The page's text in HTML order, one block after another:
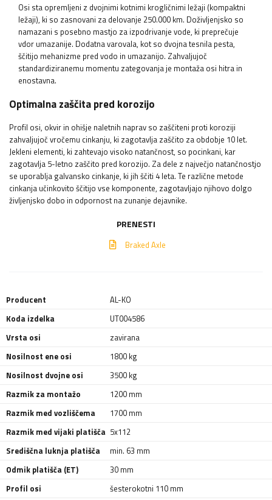
Osi sta opremljeni z dvojnimi kotnimi krogličnimi ležaji (kompaktni
ležaji), ki so zasnovani za delovanje 250.000 km. Doživljenjsko so
namazani s posebno mastjo za izpodrivanje vode, ki preprečuje
vdor umazanije. Dodatna varovala, kot so dvojna tesnila pesta,
ščitijo mehanizme pred vodo in umazanijo. Zahvaljujoč
standardiziranemu momentu zategovanja je montaža osi hitra in
enostavna.
Optimalna zaščita pred korozijo
Profil osi, okvir in ohišje naletnih naprav so zaščiteni proti koroziji
zahvaljujoč vročemu cinkanju, ki zagotavlja zaščito za obdobje 10 let.
Jekleni elementi, ki zahtevajo visoko natančnost, so pocinkani, kar
zagotavlja 5-letno zaščito pred korozijo. Za dele z največjo natančnostjo
se uporablja galvansko cinkanje, ki jih ščiti 4 leta. Te različne metode
cinkanja učinkovito ščitijo vse komponente, zagotavljajo njihovo dolgo
življenjsko dobo in odpornost na zunanje dejavnike.
PRENESTI
Braked Axle
Producent
AL-KO
Koda izdelka
UT004586
Vrsta osi
zavirana
Nosilnost ene osi
1800 kg
Nosilnost dvojne osi
3500 kg
Razmik za montažo
1200 mm
Razmik med vozliščema
1700 mm
Razmik med vijaki platišča 5x112
Središčna luknja platišča
min. 63 mm
Odmik platišča (ET)
30 mm
Profil osi
šesterokotni 110 mm